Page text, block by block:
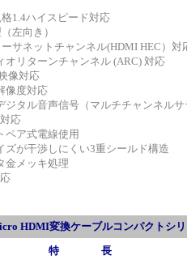
1.4ハイスピード対応
左向き）
サネットチャンネル(HDMI HEC）対
オリターンチャンネル (ARC) 対応
像対応
像度対応
ジタル音声信号（マルチチャンネルサ
応
ペア式電線使用
ズが干渉しにくい3重シールド構造
金メッキ処理
HDMI変換ケーブルコンパクトシ
特 長